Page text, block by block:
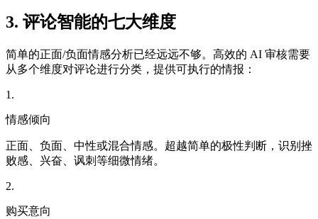
3. 评论智能的七大维度
简单的正面/负面情感分析已经远远不够。高效的 AI 审核需要
从多个维度对评论进行分类，提供可执行的情报：
1 .
情感倾向
正面、负面、中性或混合情感。超越简单的极性判断，识别挫
败感、兴奋、讽刺等细微情绪。
2.
购买意向